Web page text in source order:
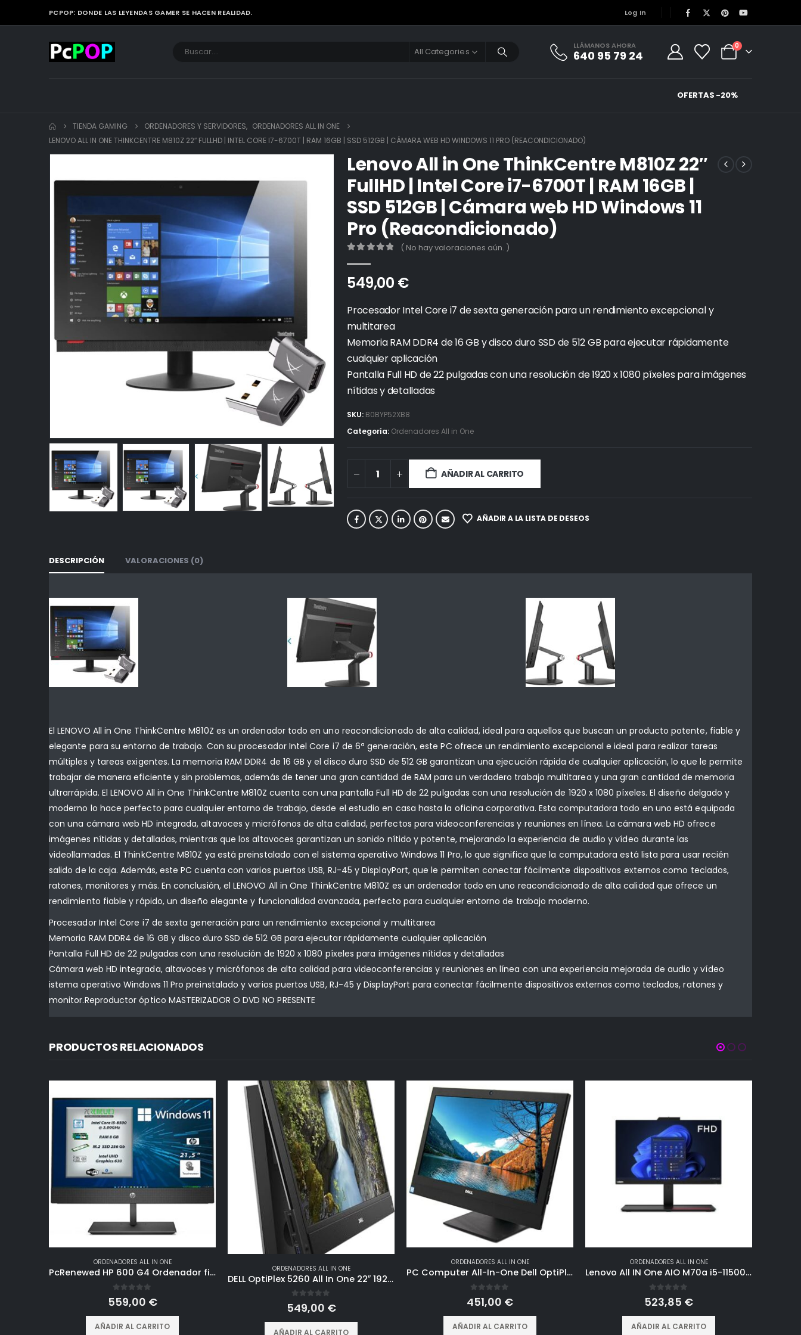
PCPOP: DONDE LAS LEYENDAS GAMER SE HACEN REALIDAD. Log In
All Categories
LLÁMANOS AHORA
640 95 79 24
0
OFERTAS -20%
TIENDA GAMING ORDENADORES Y SERVIDORES, ORDENADORES ALL IN ONE
LENOVO ALL IN ONE THINKCENTRE M810Z 22″ FULLHD | INTEL CORE I7-6700T | RAM 16GB | SSD 512GB | CÁMARA WEB HD WINDOWS 11 PRO (REACONDICIONADO)
Lenovo All in One ThinkCentre M810Z 22″
FullHD | Intel Core i7-6700T | RAM 16GB |
SSD 512GB | Cámara web HD Windows 11
Pro (Reacondicionado)
( No hay valoraciones aún. )
549,00 €
Procesador Intel Core i7 de sexta generación para un rendimiento excepcional y
multitarea
Memoria RAM DDR4 de 16 GB y disco duro SSD de 512 GB para ejecutar rápidamente
cualquier aplicación
Pantalla Full HD de 22 pulgadas con una resolución de 1920 x 1080 píxeles para imágenes
nítidas y detalladas
SKU: B0BYP52XB8
Categoría: Ordenadores All in One
AÑADIR AL CARRITO
AÑADIR A LA LISTA DE DESEOS
DESCRIPCIÓN VALORACIONES (0)
El LENOVO All in One ThinkCentre M810Z es un ordenador todo en uno reacondicionado de alta calidad, ideal para aquellos que buscan un producto potente, fiable y
elegante para su entorno de trabajo. Con su procesador Intel Core i7 de 6ª generación, este PC ofrece un rendimiento excepcional e ideal para realizar tareas
múltiples y tareas exigentes. La memoria RAM DDR4 de 16 GB y el disco duro SSD de 512 GB garantizan una ejecución rápida de cualquier aplicación, lo que le permite
trabajar de manera eficiente y sin problemas, además de tener una gran cantidad de RAM para un verdadero trabajo multitarea y una gran cantidad de memoria
ultrarrápida. El LENOVO All in One ThinkCentre M810Z cuenta con una pantalla Full HD de 22 pulgadas con una resolución de 1920 x 1080 píxeles. El diseño delgado y
moderno lo hace perfecto para cualquier entorno de trabajo, desde el estudio en casa hasta la oficina corporativa. Esta computadora todo en uno está equipada
con una cámara web HD integrada, altavoces y micrófonos de alta calidad, perfectos para videoconferencias y reuniones en línea. La cámara web HD ofrece
imágenes nítidas y detalladas, mientras que los altavoces garantizan un sonido nítido y potente, mejorando la experiencia de audio y vídeo durante las
videollamadas. El ThinkCentre M810Z ya está preinstalado con el sistema operativo Windows 11 Pro, lo que significa que la computadora está lista para usar recién
salido de la caja. Además, este PC cuenta con varios puertos USB, RJ-45 y DisplayPort, que le permiten conectar fácilmente dispositivos externos como teclados,
ratones, monitores y más. En conclusión, el LENOVO All in One ThinkCentre M810Z es un ordenador todo en uno reacondicionado de alta calidad que ofrece un
rendimiento fiable y rápido, un diseño elegante y funcionalidad avanzada, perfecto para cualquier entorno de trabajo moderno.
Procesador Intel Core i7 de sexta generación para un rendimiento excepcional y multitarea
Memoria RAM DDR4 de 16 GB y disco duro SSD de 512 GB para ejecutar rápidamente cualquier aplicación
Pantalla Full HD de 22 pulgadas con una resolución de 1920 x 1080 píxeles para imágenes nítidas y detalladas
Cámara web HD integrada, altavoces y micrófonos de alta calidad para videoconferencias y reuniones en línea con una experiencia mejorada de audio y vídeo
istema operativo Windows 11 Pro preinstalado y varios puertos USB, RJ-45 y DisplayPort para conectar fácilmente dispositivos externos como teclados, ratones y
monitor.Reproductor óptico MASTERIZADOR O DVD NO PRESENTE
PRODUCTOS RELACIONADOS
ORDENADORES ALL IN ONE
PcRenewed HP 600 G4 Ordenador fijo PC All In One Display 21,5 Pantalla táctil Core I5 8500 8Gb SSD 256Gb M.2 Nvme Cajas integradas WIFI BTH Windows 11 (reacondicionado)
out of 5
559,00 €
AÑADIR AL CARRITO
ORDENADORES ALL IN ONE
DELL OptiPlex 5260 All In One 22″ 1920×1080 Pixeles | Intel Core i5-8500 3.0Ghz | RAM 16Gb | SSD 512Gb | Windows 11 Pro (Reacondicionado)
0 out of 5
549,00 €
AÑADIR AL CARRITO
ORDENADORES ALL IN ONE
PC Computer All-In-One Dell OptiPlex 3240 AIO 21.5″ Intel Core i5-6400 Ram 8GB SSD 240GB Webcam Windows 10 Pro (Reacondicionado)
out of 5
451,00 €
AÑADIR AL CARRITO
ORDENADORES ALL IN ONE
Lenovo All IN One AIO M70a i5-11500 22″ i5-11500 8GB 256GB WiFi PIVOTANTE FREEDOS Marca
out of 5
523,85 €
AÑADIR AL CARRITO